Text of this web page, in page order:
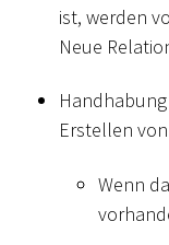
ist, werden
Neue
Erstellen
Wenn